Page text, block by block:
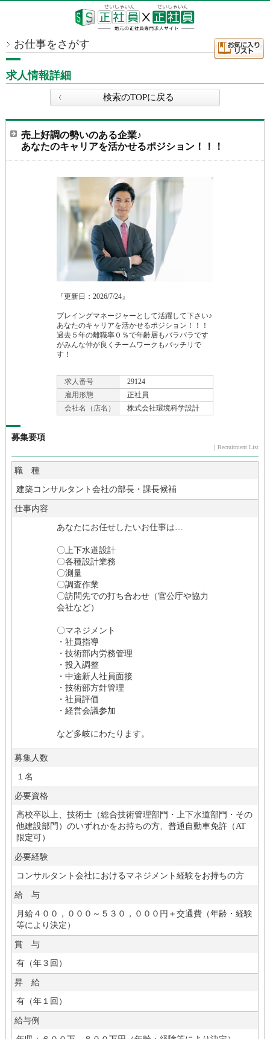
お仕事をさがす
求人情報詳細
検索のTOPに戻る
売上好調の勢いのある企業♪
あなたのキャリアを活かせるポジション！！！
『更新日：2026/7/24』
プレイングマネージャーとして活躍して下さい♪
あなたのキャリアを活かせるポジション！！！
過去５年の離職率０％で年齢層もバラバラです
がみんな仲が良くチームワークもバッチリで
す！
求人番号
29124
雇用形態
正社員
会社名（店名）
株式会社環境科学設計
募集要項
｜Recruitment List
職 種
建築コンサルタント会社の部長・課長候補
仕事内容
あなたにお任せしたいお仕事は…
〇上下水道設計
〇各種設計業務
〇測量
〇調査作業
〇訪問先での打ち合わせ（官公庁や協力
会社など）
〇マネジメント
・社員指導
・技術部内労務管理
・投入調整
・中途新人社員面接
・技術部方針管理
・社員評価
・経営会議参加
など多岐にわたります。
募集人数
１名
必要資格
高校卒以上、技術士（総合技術管理部門・上下水道部門・その
他建設部門）のいずれかをお持ちの方、普通自動車免許（AT
限定可）
必要経験
コンサルタント会社におけるマネジメント経験をお持ちの方
給 与
月給４００，０００～５３０，０００円＋交通費（年齢・経験
等により決定）
賞 与
有（年３回）
昇 給
有（年１回）
給与例